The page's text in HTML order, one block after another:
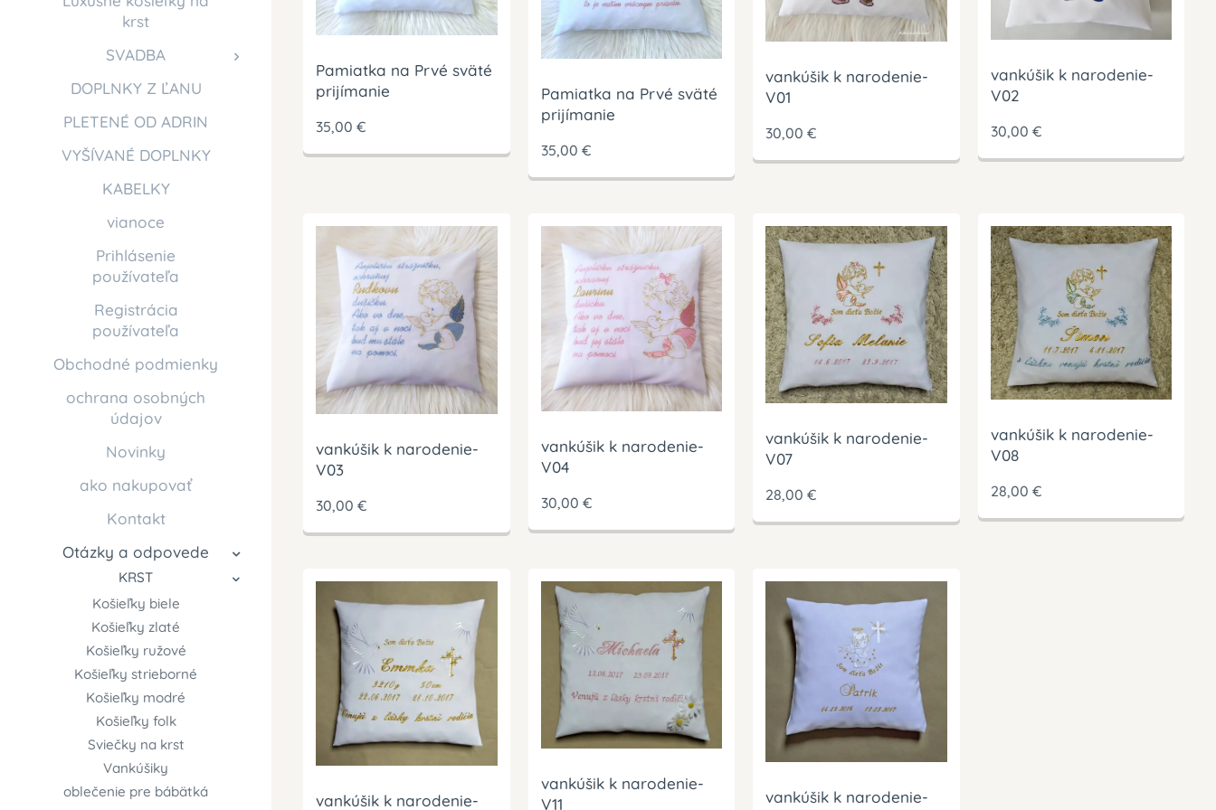
krst
SVADBA
DOPLNKY Z ĽANU
PLETENÉ OD ADRIN
VYŠÍVANÉ DOPLNKY
KABELKY
vianoce
Prihlásenie
používateľa
Registrácia
používateľa
Obchodné podmienky
ochrana osobných
údajov
Novinky
ako nakupovať
Kontakt
Otázky a odpovede
KRST
Košieľky biele
Košieľky zlaté
Košieľky ružové
Košieľky strieborné
Košieľky modré
Košieľky folk
Sviečky na krst
Vankúšiky
oblečenie pre bábätká
Pamiatka na Prvé sväté
prijímanie
35,00 €
Pamiatka na Prvé sväté
prijímanie
35,00 €
vankúšik k narodenie-
V01
30,00 €
vankúšik k narodenie-
V02
30,00 €
vankúšik k narodenie-
V03
30,00 €
vankúšik k narodenie-
V04
30,00 €
vankúšik k narodenie-
V07
28,00 €
vankúšik k narodenie-
V08
28,00 €
vankúšik k narodenie-
vankúšik k narodenie-
V11
vankúšik k narodenie-